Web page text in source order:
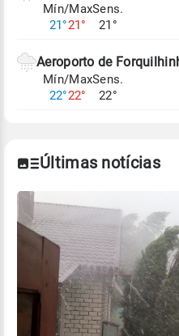
Mín/Max
21°21°
Sens.
21°
Aeroporto de
Mín/Max
22°22°
Sens.
22°
Últimas notícias